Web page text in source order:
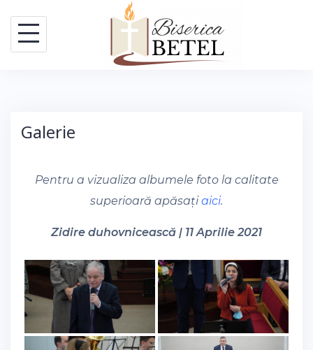
content
Galerie
Pentru a vizualiza albumele foto la calitate
superioară apăsațiaici.
Zidire duhovnicească | 11 Aprilie 2021